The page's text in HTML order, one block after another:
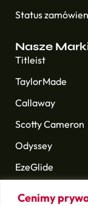
Cenimy
Status
Nasze
Titleist
TaylorMade
Callaway
Scotty Cameron
Odyssey
EzeGlide